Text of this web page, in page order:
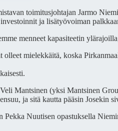
toimitusjohtajan Jarmo
ja lisätyövoiman
menneet kapasiteetin
olleet mielekkäitä, koska
Mantsinen (yksi Mantsinen
ja sitä kautta pääsin Josekin
Pekka Nuutisen opastuksella